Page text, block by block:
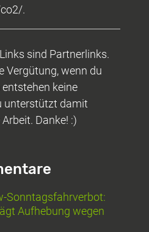
.
sind Partnerlinks.
Vergütung, wenn du
keine
unterstützt damit
Danke! :)
Sonntagsfahrverbot:
Aufhebung wegen